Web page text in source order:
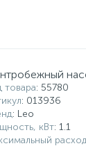
товара: 55780
: 013936
: Leo
кВт: 1.1